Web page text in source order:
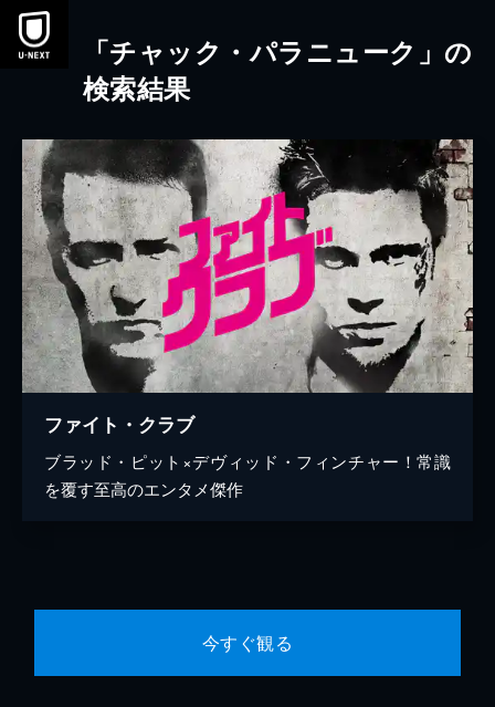
本文へスキップ
「チャック・パラニューク」の
検索結果
ファイト・クラブ
ブラッド・ピット×デヴィッド・フィンチャー！常識
を覆す至高のエンタメ傑作
今すぐ観る